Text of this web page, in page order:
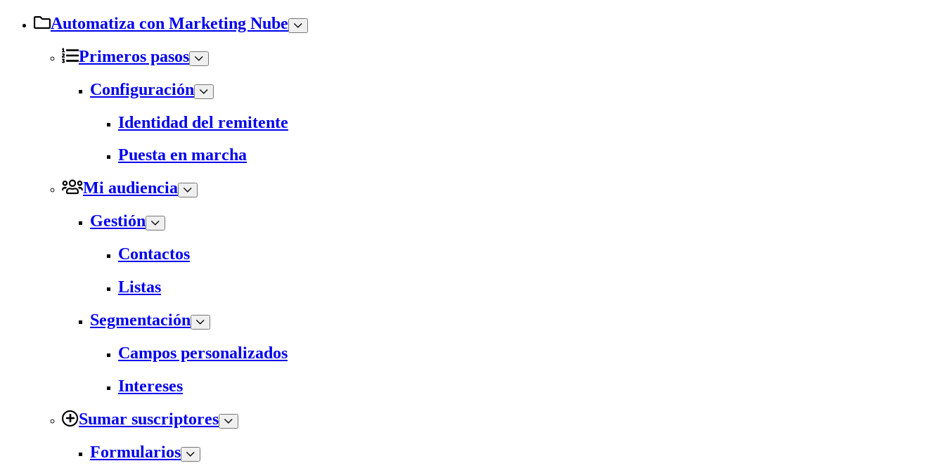
Automatiza con Marketing Nube
Primeros pasos
Configuración
Identidad del remitente
Puesta en marcha
Mi audiencia
Gestión
Contactos
Listas
Segmentación
Campos personalizados
Intereses
Sumar suscriptores
Formularios